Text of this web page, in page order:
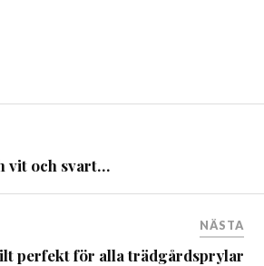
vit och svart…
NÄSTA
perfekt för alla trädgårdsprylar